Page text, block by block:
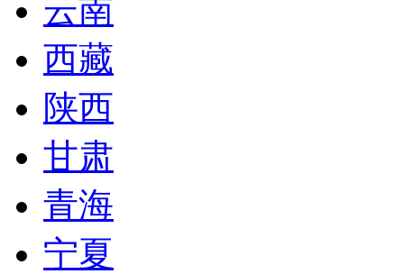
云南
西藏
陕西
甘肃
青海
宁夏